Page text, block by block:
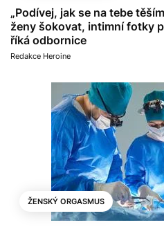
„Podívej, jak se na tebe
ženy šokovat, intimní fotky
říká odbornice
Redakce Heroine
ŽENSKÝ ORGASMUS